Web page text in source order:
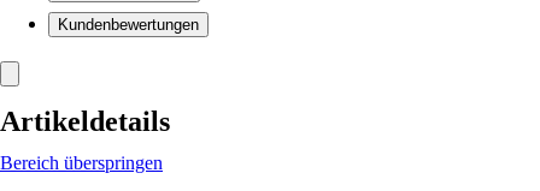
Kundenbewertungen
Artikeldetails
Bereich überspringen